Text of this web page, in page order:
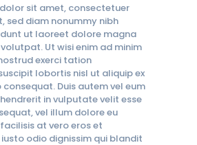
sit amet, consectetuer
sed diam nonummy nibh
ut laoreet dolore magna
Ut wisi enim ad minim
exerci tation
lobortis nisl ut aliquip ex
Duis autem vel eum
in vulputate velit esse
vel illum dolore eu
at vero eros et
odio dignissim qui blandit